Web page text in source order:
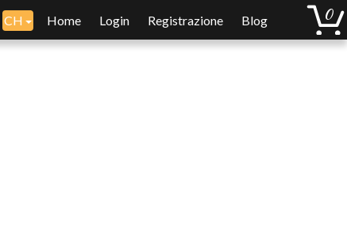
CH Home Login Registrazione Blog